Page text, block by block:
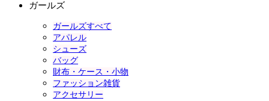
ガールズ
ガールズすべて
アパレル
シューズ
バッグ
財布・ケース・小物
ファッション雑貨
アクセサリー